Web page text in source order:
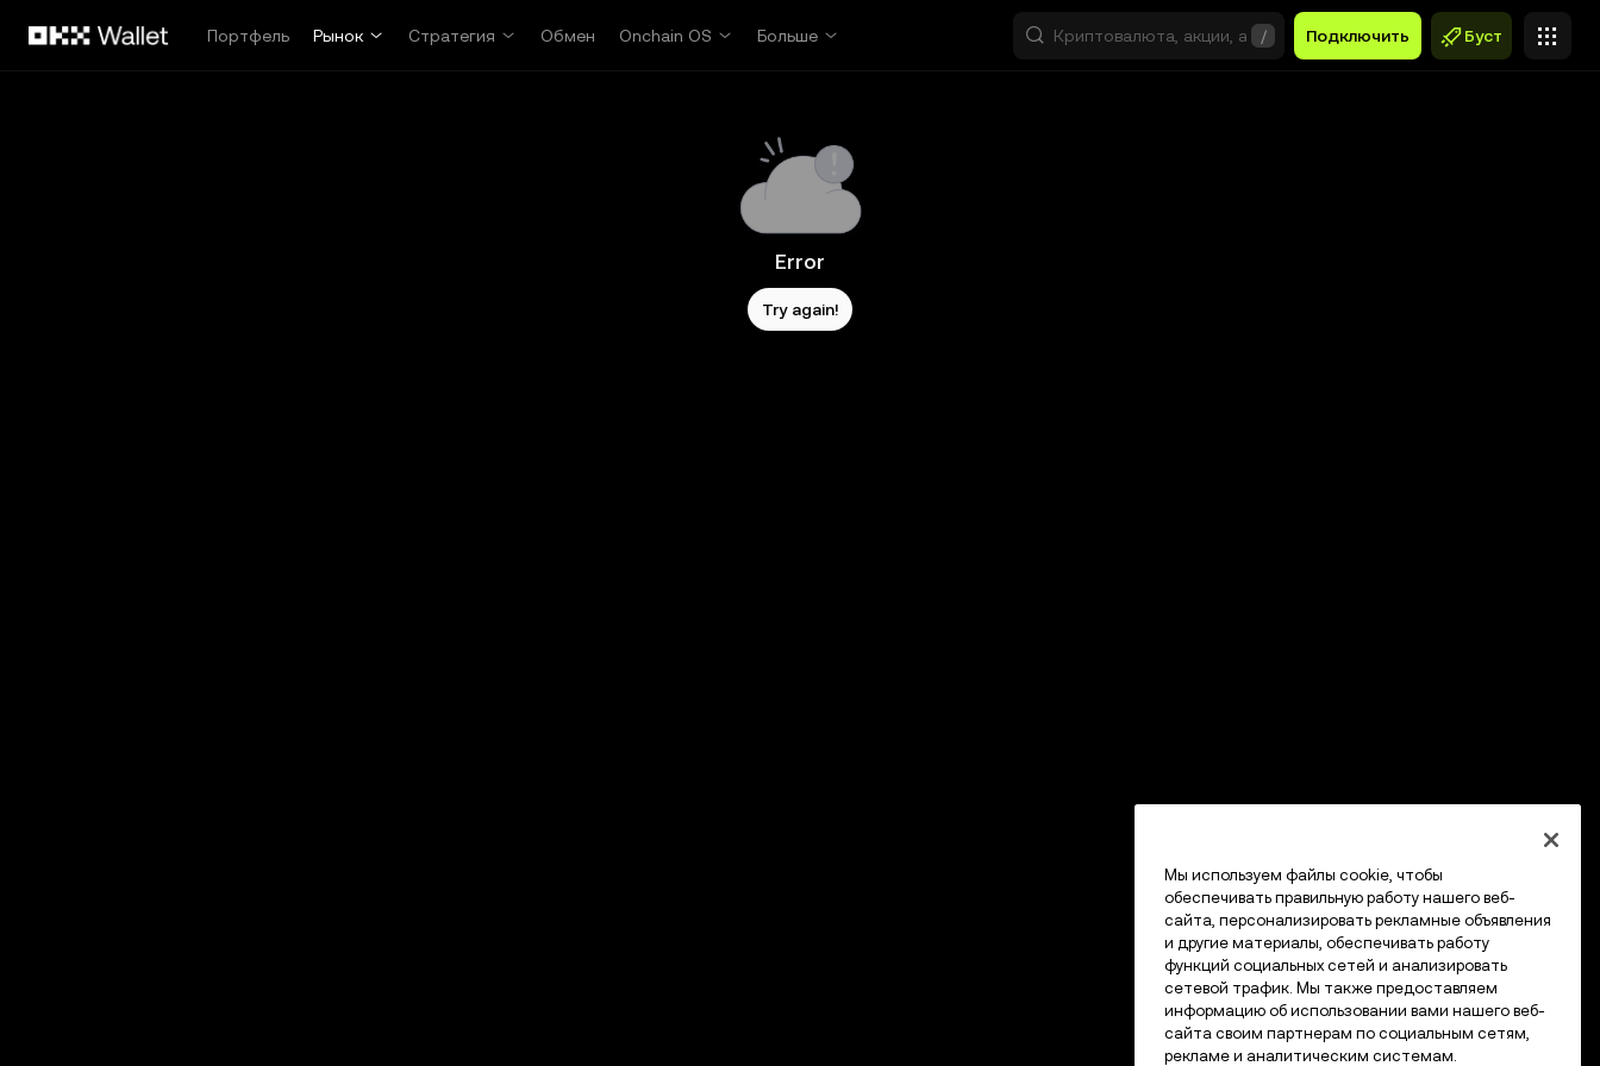
Портфель
Рынок Стратегия Обмен Onchain OS Больше / Подключить Буст
Error
Try again!
Мы используем файлы cookie, чтобы
обеспечивать правильную работу нашего веб-
сайта, персонализировать рекламные объявления
и другие материалы, обеспечивать работу
функций социальных сетей и анализировать
сетевой трафик. Мы также предоставляем
информацию об использовании вами нашего веб-
сайта своим партнерам по социальным сетям,
рекламе и аналитическим системам.